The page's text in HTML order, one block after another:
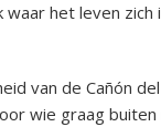
het leven
van de Cañón
wie graag